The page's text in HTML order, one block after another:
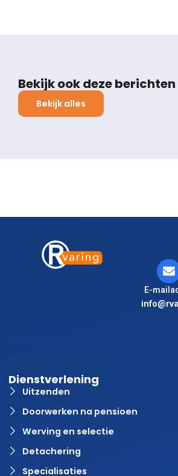
Bekijk ook deze berichten
Bekijk alles
E-
Dienstverlening
Uitzenden
Doorwerken na pensioen
Werving en selectie
Detachering
Specialisaties